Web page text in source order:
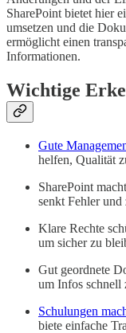
SharePoint bietet hier
umsetzen und die
ermöglicht einen
Informationen.
Wichtige
Gute
helfen, Qualität
SharePoint
senkt Fehler und
Klare Rechte
um sicher zu
Gut geordnete
um Infos schnell
Schulungen
biete einfache